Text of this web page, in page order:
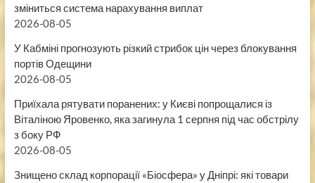
зміниться система нарахування виплат
2026-08-05
У Кабміні прогнозують різкий стрибок цін через блокування
портів Одещини
2026-08-05
Приїхала рятувати поранених: у Києві попрощалися із
Віталіною Яровенко, яка загинула 1 серпня під час обстрілу
з боку РФ
2026-08-05
Знищено склад корпорації «Біосфера» у Дніпрі: які товари